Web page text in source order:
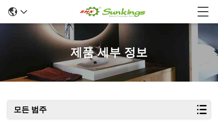
제품 세부 정보
모든 범주